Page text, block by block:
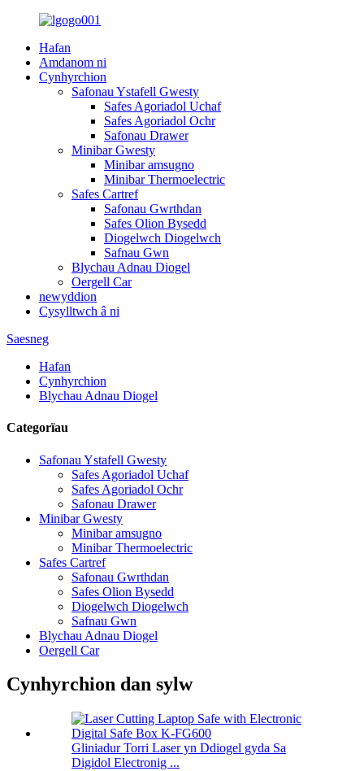
Hafan
Amdanom ni
Cynhyrchion
Safonau Ystafell Gwesty
Safes Agoriadol Uchaf
Safes Agoriadol Ochr
Safonau Drawer
Minibar Gwesty
Minibar amsugno
Minibar Thermoelectric
Safes Cartref
Safonau Gwrthdan
Safes Olion Bysedd
Diogelwch Diogelwch
Safnau Gwn
Blychau Adnau Diogel
Oergell Car
newyddion
Cysylltwch â ni
Saesneg
Hafan
Cynhyrchion
Blychau Adnau Diogel
Categorïau
Safonau Ystafell Gwesty
Safes Agoriadol Uchaf
Safes Agoriadol Ochr
Safonau Drawer
Minibar Gwesty
Minibar amsugno
Minibar Thermoelectric
Safes Cartref
Safonau Gwrthdan
Safes Olion Bysedd
Diogelwch Diogelwch
Safnau Gwn
Blychau Adnau Diogel
Oergell Car
Cynhyrchion dan sylw
Gliniadur Torri Laser yn Ddiogel gyda Sa
Digidol Electronig ...